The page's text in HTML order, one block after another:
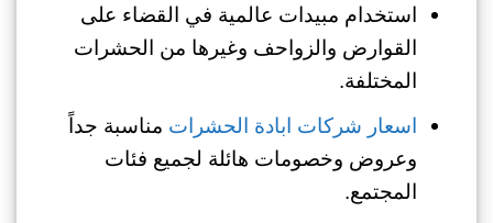
استخدام مبيدات عالمية في القضاء على
القوارض والزواحف وغيرها من الحشرات
المختلفة.
اسعار شركات ابادة الحشرات مناسبة جداً
وعروض وخصومات هائلة لجميع فئات
المجتمع.